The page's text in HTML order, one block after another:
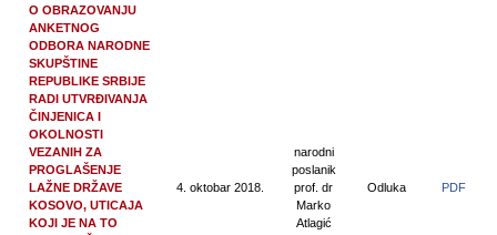
O OBRAZOVANJU
ANKETNOG
ODBORA NARODNE
SKUPŠTINE
REPUBLIKE SRBIJE
RADI UTVRĐIVANJA
ČINJENICA I
OKOLNOSTI
VEZANIH ZA
PROGLAŠENJE
LAŽNE DRŽAVE
KOSOVO, UTICAJA
KOJI JE NA TO
4. oktobar 2018.
narodni
poslanik
prof. dr
Marko
Atlagić
Odluka PDF